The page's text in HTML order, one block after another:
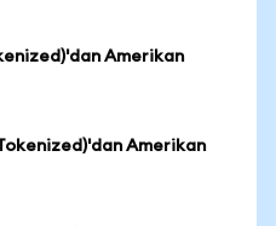
Amerikan
Amerikan